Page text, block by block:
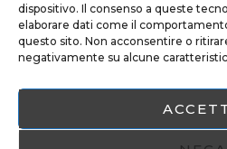
dispositivo. Il consenso a queste
elaborare dati come il
questo sito. Non acconsentire o
negativamente su alcune
NEWSLETTER
NOTE LEGALI
Privacy Policy